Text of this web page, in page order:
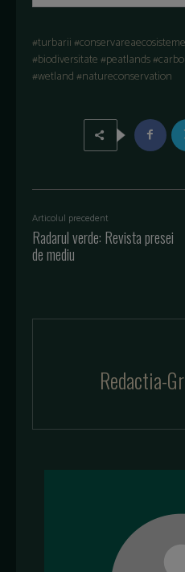
#turbarii
#biodiversitate #peatlands
#wetland #natureconservation
Articolul precedent
Radarul verde: Revista presei
de mediu
Redactia-